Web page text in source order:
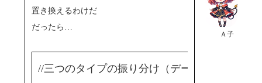
Ａ子
置き換えるわけだ
だったら…
//三つのタイプの振り分け（データベース検索